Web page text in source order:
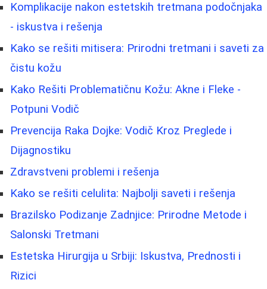
Komplikacije nakon estetskih tretmana podočnjaka
- iskustva i rešenja
Kako se rešiti mitisera: Prirodni tretmani i saveti za
čistu kožu
Kako Rešiti Problematičnu Kožu: Akne i Fleke -
Potpuni Vodič
Prevencija Raka Dojke: Vodič Kroz Preglede i
Dijagnostiku
Zdravstveni problemi i rešenja
Kako se rešiti celulita: Najbolji saveti i rešenja
Brazilsko Podizanje Zadnjice: Prirodne Metode i
Salonski Tretmani
Estetska Hirurgija u Srbiji: Iskustva, Prednosti i
Rizici